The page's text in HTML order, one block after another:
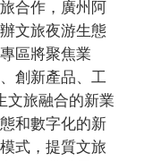
合作，廣州阿
文旅夜游生態
區將聚焦業
創新產品、工
文旅融合的新業
和數字化的新
式，提質文旅